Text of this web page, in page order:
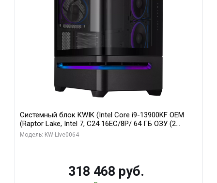
Системный блок KWIK (Intel Core i9-13900KF OEM
(Raptor Lake, Intel 7, C24 16EC/8P/ 64 ГБ ОЗУ (2
модуля)/ ASUS RTX5080 PROART OC 16GB GDDR7
Модель: KW-Live0064
318 468 руб.